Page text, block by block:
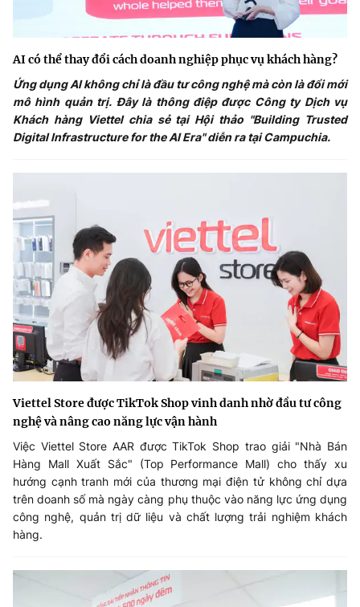
AI có thể thay đổi cách doanh nghiệp phục vụ khách hàng?
Ứng dụng AI không chỉ là đầu tư công nghệ mà còn là đổi mới
mô hình quản trị. Đây là thông điệp được Công ty Dịch vụ
Khách hàng Viettel chia sẻ tại Hội thảo "Building Trusted
Digital Infrastructure for the AI Era" diễn ra tại Campuchia.
Viettel Store được TikTok Shop vinh danh nhờ đầu tư công
nghệ và nâng cao năng lực vận hành
Việc Viettel Store AAR được TikTok Shop trao giải "Nhà Bán
Hàng Mall Xuất Sắc" (Top Performance Mall) cho thấy xu
hướng cạnh tranh mới của thương mại điện tử không chỉ dựa
trên doanh số mà ngày càng phụ thuộc vào năng lực ứng dụng
công nghệ, quản trị dữ liệu và chất lượng trải nghiệm khách
hàng.